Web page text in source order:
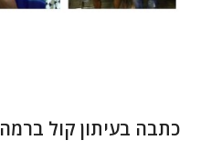
כתבה בעיתון קול ברמה